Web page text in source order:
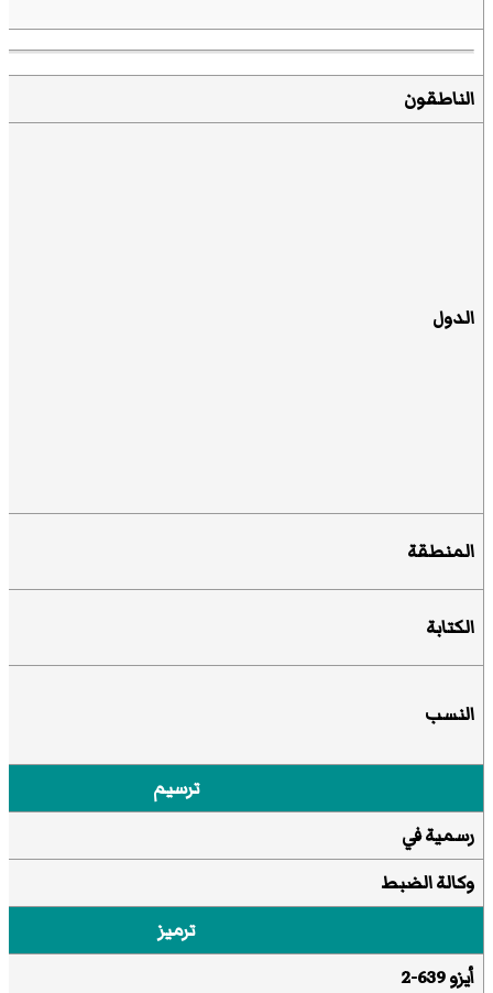
الناطقون
الدول
المنطقة
الكتابة
النسب
ترسيم
رسميةفي
وكالة الضبط
ترميز
أيزو 639-2